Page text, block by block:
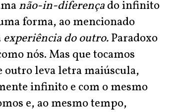
não-in-diferençado infinito
forma, ao mencionado
experiência do outro.Paradoxo
nós. Mas que tocamos
outro leva letra maiúscula,
infinito e com o mesmo
e, ao mesmo tempo,